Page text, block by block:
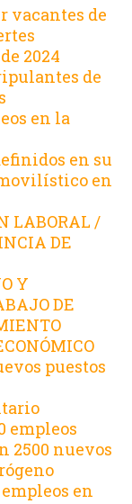
vacantes de
2024
de
en la
en su
en
LABORAL /
DE
Y
DE
puestos
empleos
2500 nuevos
en